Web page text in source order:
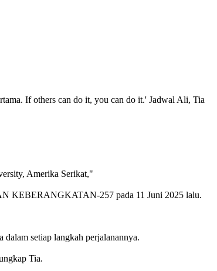
If others can do it, you can do it.' Jadwal Ali, Tia
Amerika Serikat,"
KEBERANGKATAN-257 pada 11 Juni 2025 lalu.
setiap langkah perjalanannya.
Tia.